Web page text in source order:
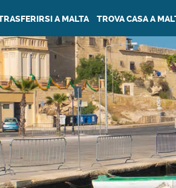
A MALTA TROVA CASA A